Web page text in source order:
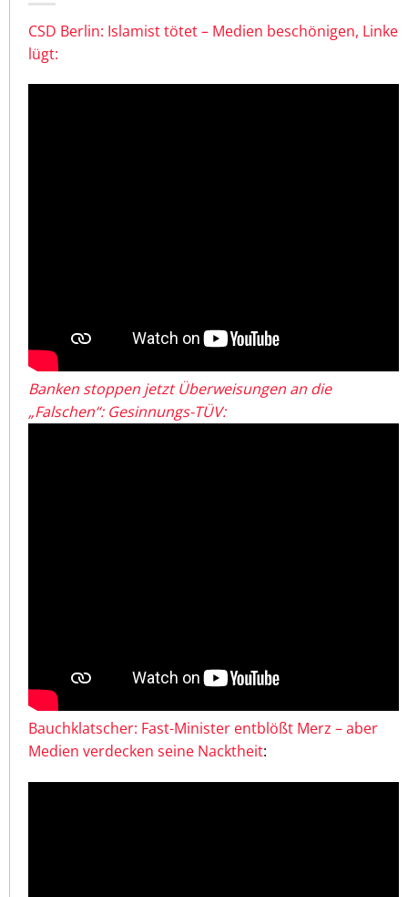
CSD Berlin: Islamist tötet – Medien beschönigen, Linke
lügt:
Banken stoppen jetzt Überweisungen an die
„Falschen“: Gesinnungs-TÜV:
Bauchklatscher: Fast-Minister entblößt Merz – aber
Medien verdecken seine Nacktheit: